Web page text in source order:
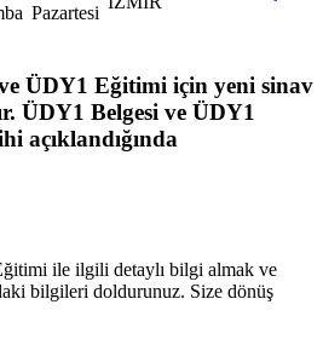
Pazartesi
ÜDY1 Eğitimi için yeni sinav
ÜDY1 Belgesi ve ÜDY1
açıklandığında
ile ilgili detaylı bilgi almak ve
bilgileri doldurunuz. Size dönüş